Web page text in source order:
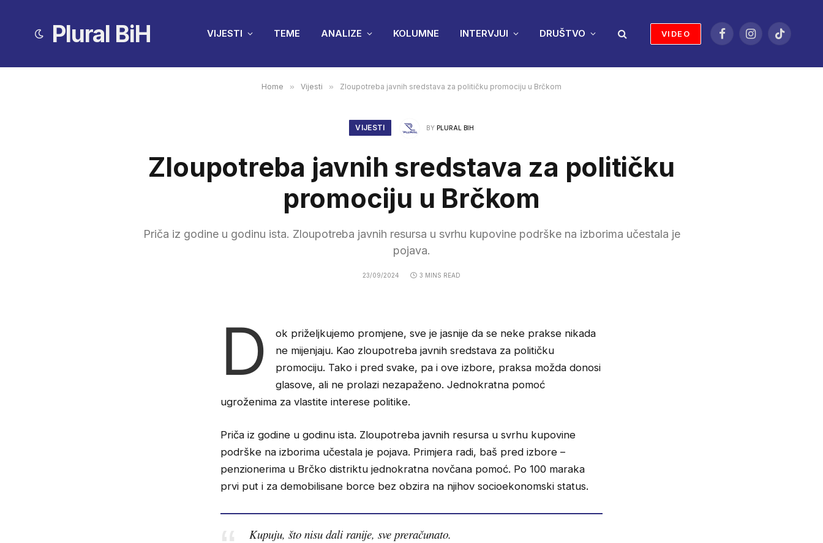
Plural BiH VIJESTI TEME ANALIZE KOLUMNE INTERVJUI DRUŠTVO VIDEO
FacebookInstagramTikTok
Home » Vijesti » Zloupotreba javnih sredstava za političku promociju u Brčkom
VIJESTI BY PLURAL BIH
Zloupotreba javnih sredstava za političku
promociju u Brčkom
Priča iz godine u godinu ista. Zloupotreba javnih resursa u svrhu kupovine podrške na izborima učestala je
pojava.
23/09/2024 3 MINS READ
D
ok priželjkujemo promjene, sve je jasnije da se neke prakse nikada
ne mijenjaju. Kao zloupotreba javnih sredstava za političku
promociju. Tako i pred svake, pa i ove izbore, praksa možda donosi
glasove, ali ne prolazi nezapaženo. Jednokratna pomoć
ugroženima za vlastite interese politike.
Priča iz godine u godinu ista. Zloupotreba javnih resursa u svrhu kupovine
podrške na izborima učestala je pojava. Primjera radi, baš pred izbore –
penzionerima u Brčko distriktu jednokratna novčana pomoć. Po 100 maraka
prvi put i za demobilisane borce bez obzira na njihov socioekonomski status.
Kupuju, što nisu dali ranije, sve preračunato.